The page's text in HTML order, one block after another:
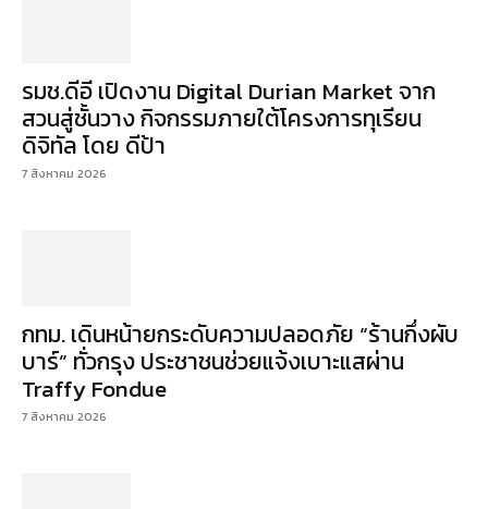
รมช.ดีอี เปิดงาน Digital Durian Market จาก
สวนสู่ชั้นวาง กิจกรรมภายใต้โครงการทุเรียน
ดิจิทัล โดย ดีป้า
7 สิงหาคม 2026
กทม. เดินหน้ายกระดับความปลอดภัย “ร้านกึ่งผับ
บาร์” ทั่วกรุง ประชาชนช่วยแจ้งเบาะแสผ่าน
Traffy Fondue
7 สิงหาคม 2026